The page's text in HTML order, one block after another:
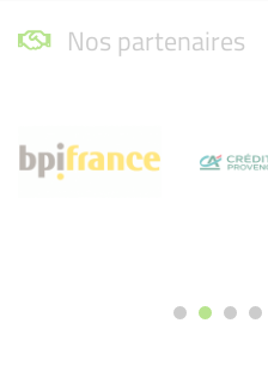
Nos partenaires